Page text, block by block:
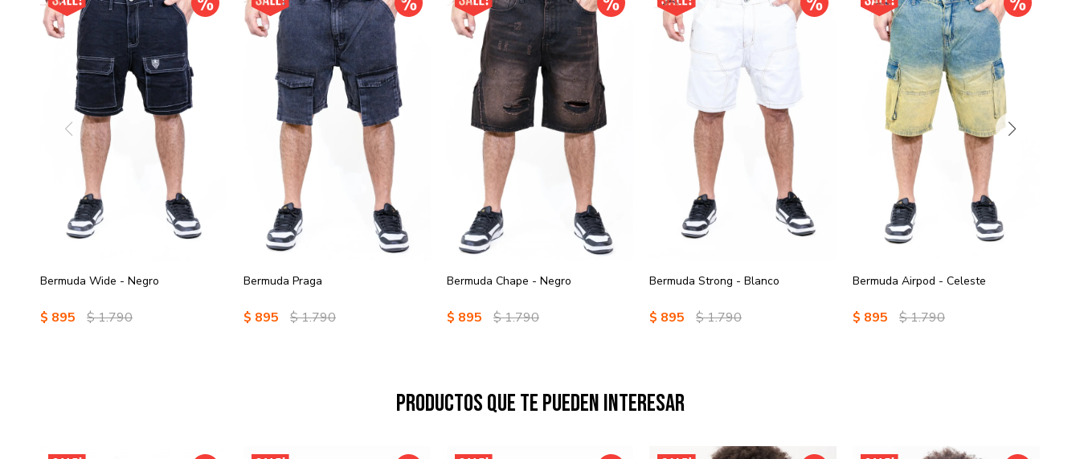
Bermuda Wide - Negro
$ 895 $1.790
Bermuda Praga
$ 895 $1.790
Bermuda Chape - Negro
$ 895 $1.790
Bermuda Strong - Blanco
$ 895 $1.790
Bermuda Airpod - Celeste
$ 895 $1.790
Productos que te pueden interesar